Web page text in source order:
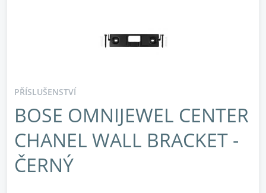
PŘÍSLUŠENSTVÍ
BOSE OMNIJEWEL CENTER
CHANEL WALL BRACKET -
ČERNÝ